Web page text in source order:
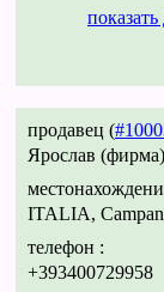
продавец (
Ярослав (фирма)
ITALIA,
телефон :
+393400729958